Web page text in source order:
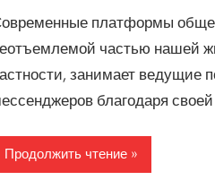
платформы
частью нашей
занимает ведущие
благодаря
Продолжить чтение